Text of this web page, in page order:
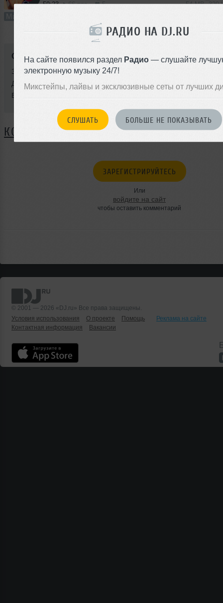
РАДИО НА DJ.RU
На сайте появился раздел Радио — слушайте
электронную музыку 24/7!
Микстейпы, лайвы и эксклюзивные сеты от лучших
СЛУШАТЬ БОЛЬШЕ НЕ ПОКАЗЫВАТЬ
59:23 66 раз 5 54 MB, 320
Микс
Стиль: Deep House
Записан: 25 апреля 2019
Добавлен: 26 апреля 2019, 14:10
BPM: 119 — 121
КОММЕНТАРИИ
ЗАРЕГИСТРИРУЙТЕСЬ
Или
войдите на сайт
чтобы оставить комментарий
© 2001 — 2026 «DJ.ru» Все права защищены.
Условия использования
О проекте Помощь
Реклама на сайте
Контактная информация
Вакансии